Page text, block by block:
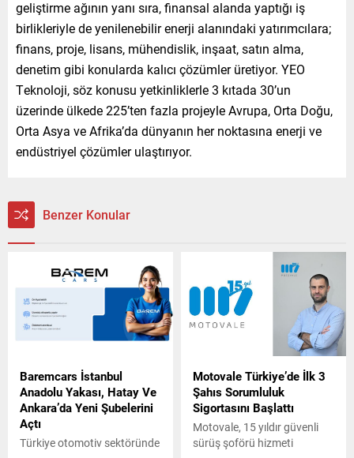
geliştirme ağının yanı sıra, finansal alanda yaptığı iş
birlikleriyle de yenilenebilir enerji alanındaki yatırımcılara;
finans, proje, lisans, mühendislik, inşaat, satın alma,
denetim gibi konularda kalıcı çözümler üretiyor. YEO
Teknoloji, söz konusu yetkinliklerle 3 kıtada 30’un
üzerinde ülkede 225’ten fazla projeyle Avrupa, Orta Doğu,
Orta Asya ve Afrika’da dünyanın her noktasına enerji ve
endüstriyel çözümler ulaştırıyor.
Benzer Konular
Baremcars İstanbul
Anadolu Yakası, Hatay Ve
Ankara’da Yeni Şubelerini
Açtı
Türkiye otomotiv sektöründe
Motovale Türkiye’de İlk 3
Şahıs Sorumluluk
Sigortasını Başlattı
Motovale, 15 yıldır güvenli
sürüş şoförü hizmeti